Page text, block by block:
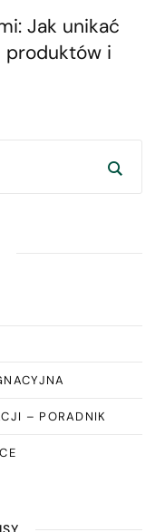
Jak unikać
produktów i
– PORADNIK